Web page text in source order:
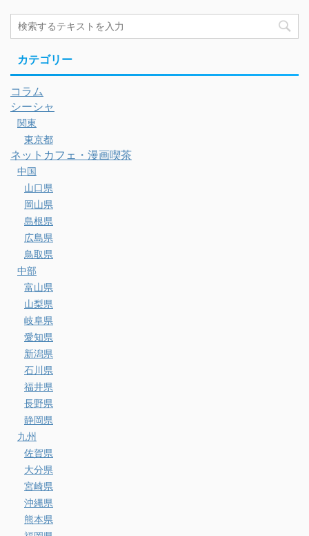
カテゴリー
コラム
シーシャ
関東
東京都
ネットカフェ・漫画喫茶
中国
山口県
岡山県
島根県
広島県
鳥取県
中部
富山県
山梨県
岐阜県
愛知県
新潟県
石川県
福井県
長野県
静岡県
九州
佐賀県
大分県
宮崎県
沖縄県
熊本県